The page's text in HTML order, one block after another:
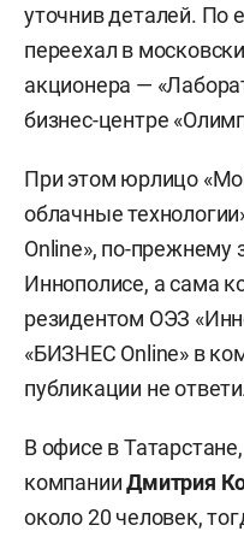
уточнив деталей. По
переехал в
акционера —
бизнес-центре
При этом юрлицо
облачные
Online», по-прежнему
Иннополисе, а сама
резидентом ОЭЗ
«БИЗНЕС Online» в
публикации не
В офисе в
компанииДмитрия
около 20 человек,